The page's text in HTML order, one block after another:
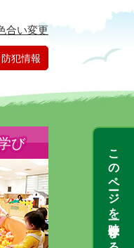
合い変更
犯情報
び このページを一時保存する